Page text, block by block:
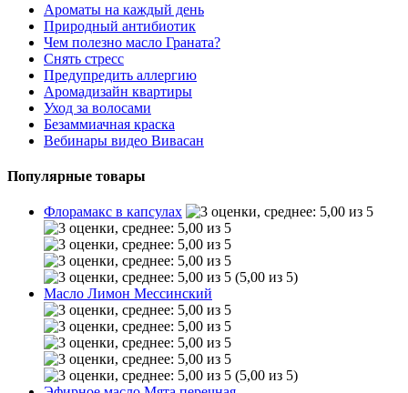
Ароматы на каждый день
Природный антибиотик
Чем полезно масло Граната?
Снять стресс
Предупредить аллергию
Аромадизайн квартиры
Уход за волосами
Безаммиачная краска
Вебинары видео Вивасан
Популярные товары
Флорамакс в капсулах
(5,00 из 5)
Масло Лимон Мессинский
(5,00 из 5)